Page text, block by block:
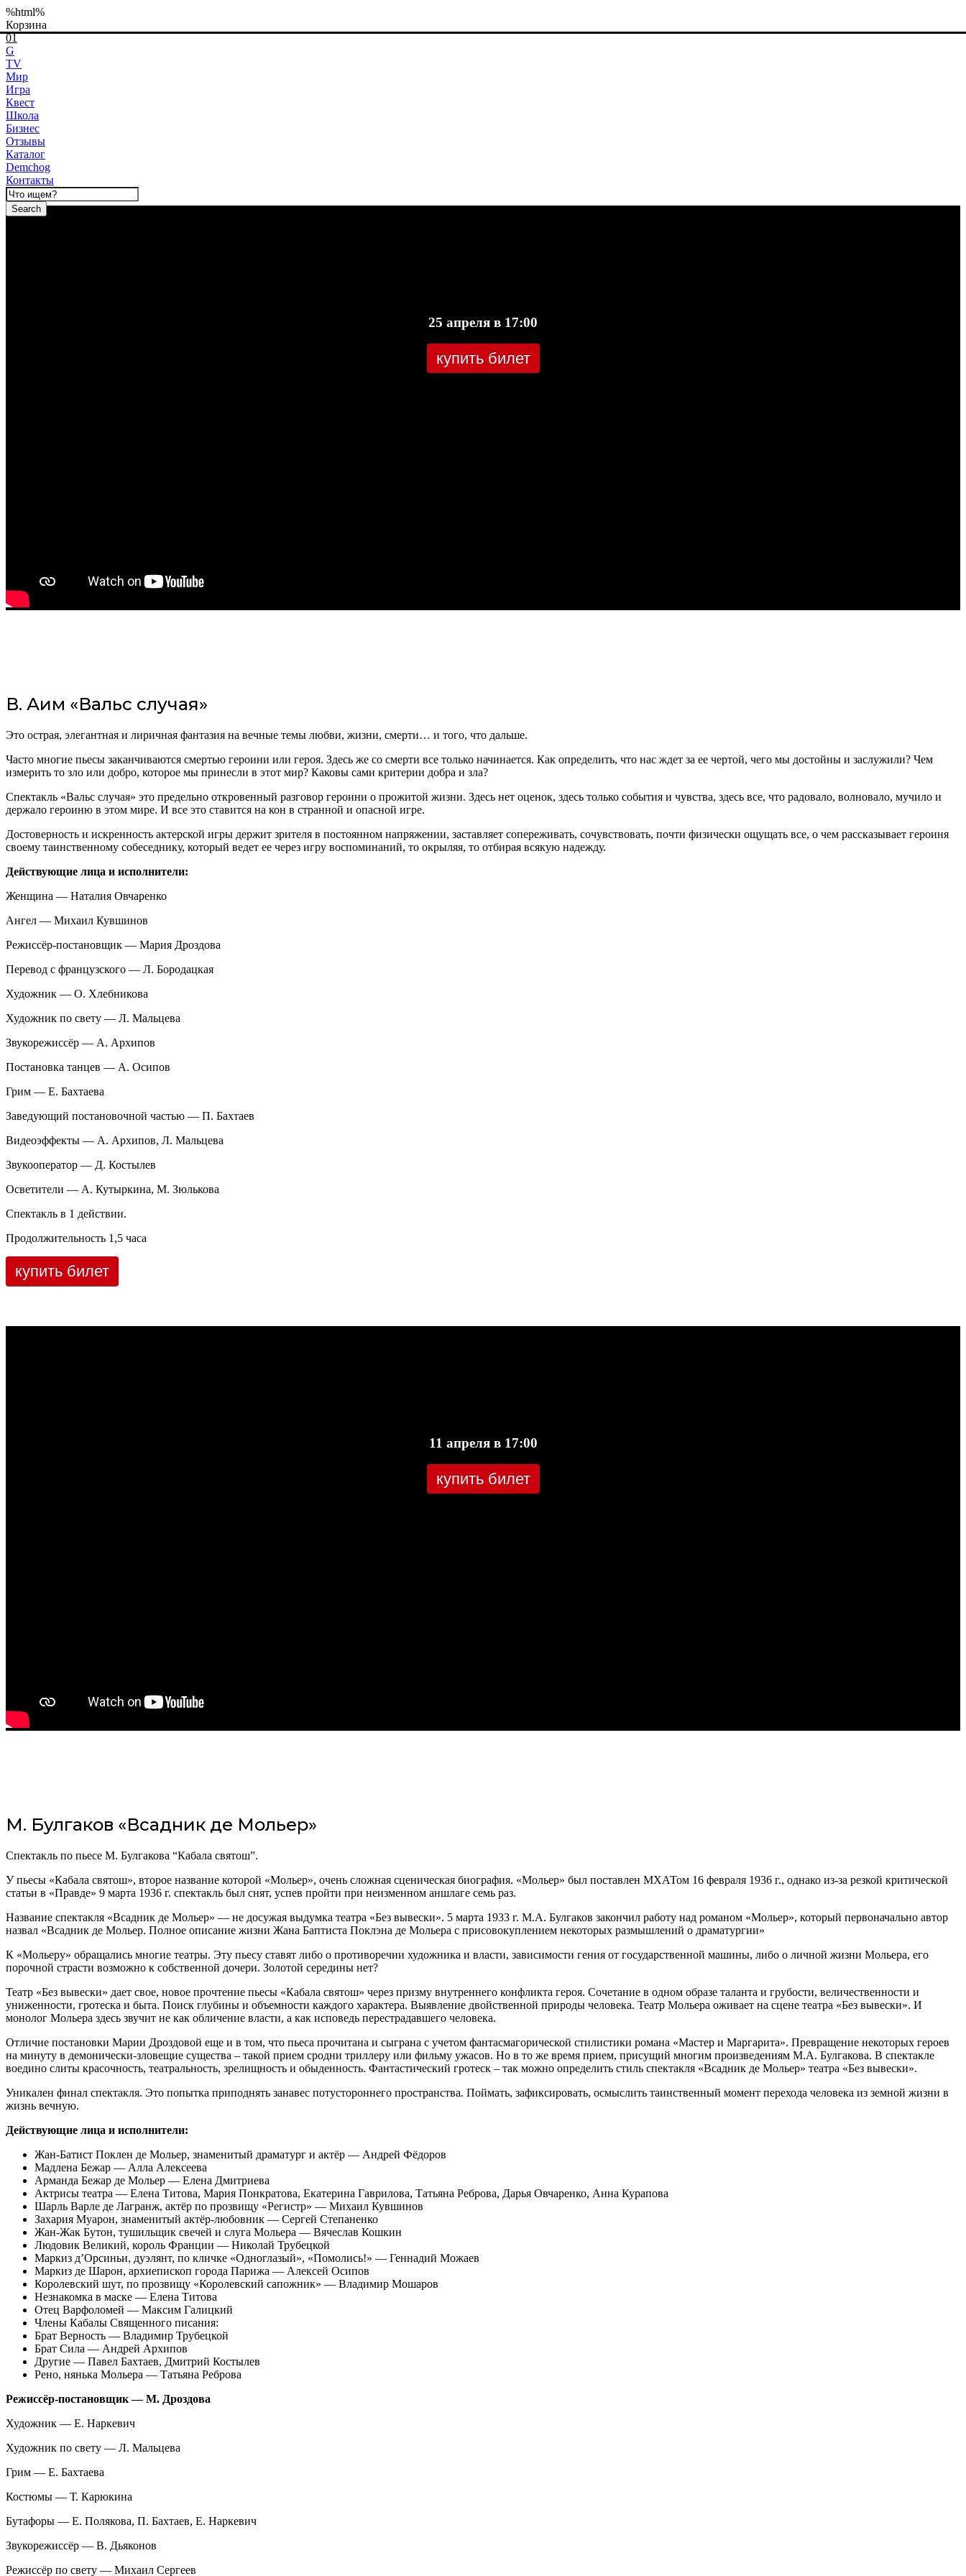
%html%
Корзина
01
G
TV
Мир
Игра
Квест
Школа
Бизнес
Отзывы
Каталог
Demchog
Контакты
Search
25 апреля в 17:00
купить билет
В. Аим «Вальс случая»
Это острая, элегантная и лиричная фантазия на вечные темы любви, жизни, смерти… и того, что дальше.
Часто многие пьесы заканчиваются смертью героини или героя. Здесь же со смерти все только начинается. Как определить, что нас ждет за ее чертой, чего мы достойны и заслужили? Чем
измерить то зло или добро, которое мы принесли в этот мир? Каковы сами критерии добра и зла?
Спектакль «Вальс случая» это предельно откровенный разговор героини о прожитой жизни. Здесь нет оценок, здесь только события и чувства, здесь все, что радовало, волновало, мучило и
держало героиню в этом мире. И все это ставится на кон в странной и опасной игре.
Достоверность и искренность актерской игры держит зрителя в постоянном напряжении, заставляет сопереживать, сочувствовать, почти физически ощущать все, о чем рассказывает героиня
своему таинственному собеседнику, который ведет ее через игру воспоминаний, то окрыляя, то отбирая всякую надежду.
Действующие лица и исполнители:
Женщина — Наталия Овчаренко
Ангел — Михаил Кувшинов
Режиссёр-постановщик — Мария Дроздова
Перевод с французского — Л. Бородацкая
Художник — О. Хлебникова
Художник по свету — Л. Мальцева
Звукорежиссёр — А. Архипов
Постановка танцев — А. Осипов
Грим — Е. Бахтаева
Заведующий постановочной частью — П. Бахтаев
Видеоэффекты — А. Архипов, Л. Мальцева
Звукооператор — Д. Костылев
Осветители — А. Кутыркина, М. Зюлькова
Спектакль в 1 действии.
Продолжительность 1,5 часа
купить билет
11 апреля в 17:00
купить билет
М. Булгаков «Всадник де Мольер»
Спектакль по пьесе М. Булгакова “Кабала святош”.
У пьесы «Кабала святош», второе название которой «Мольер», очень сложная сценическая биография. «Мольер» был поставлен МХАТом 16 февраля 1936 г., однако из-за резкой критической
статьи в «Правде» 9 марта 1936 г. спектакль был снят, успев пройти при неизменном аншлаге семь раз.
Название спектакля «Всадник де Мольер» — не досужая выдумка театра «Без вывески». 5 марта 1933 г. М.А. Булгаков закончил работу над романом «Мольер», который первоначально автор
назвал «Всадник де Мольер. Полное описание жизни Жана Баптиста Поклэна де Мольера с присовокуплением некоторых размышлений о драматургии»
К «Мольеру» обращались многие театры. Эту пьесу ставят либо о противоречии художника и власти, зависимости гения от государственной машины, либо о личной жизни Мольера, его
порочной страсти возможно к собственной дочери. Золотой середины нет?
Театр «Без вывески» дает свое, новое прочтение пьесы «Кабала святош» через призму внутреннего конфликта героя. Сочетание в одном образе таланта и грубости, величественности и
униженности, гротеска и быта. Поиск глубины и объемности каждого характера. Выявление двойственной природы человека. Театр Мольера оживает на сцене театра «Без вывески». И
монолог Мольера здесь звучит не как обличение власти, а как исповедь перестрадавшего человека.
Отличие постановки Марии Дроздовой еще и в том, что пьеса прочитана и сыграна с учетом фантасмагорической стилистики романа «Мастер и Маргарита». Превращение некоторых героев
на минуту в демонически-зловещие существа – такой прием сродни триллеру или фильму ужасов. Но в то же время прием, присущий многим произведениям М.А. Булгакова. В спектакле
воедино слиты красочность, театральность, зрелищность и обыденность. Фантастический гротеск – так можно определить стиль спектакля «Всадник де Мольер» театра «Без вывески».
Уникален финал спектакля. Это попытка приподнять занавес потустороннего пространства. Поймать, зафиксировать, осмыслить таинственный момент перехода человека из земной жизни в
жизнь вечную.
Действующие лица и исполнители:
Жан-Батист Поклен де Мольер, знаменитый драматург и актёр — Андрей Фёдоров
Мадлена Бежар — Алла Алексеева
Арманда Бежар де Мольер — Елена Дмитриева
Актрисы театра — Елена Титова, Мария Понкратова, Екатерина Гаврилова, Татьяна Реброва, Дарья Овчаренко, Анна Курапова
Шарль Варле де Лагранж, актёр по прозвищу «Регистр» — Михаил Кувшинов
Захария Муарон, знаменитый актёр-любовник — Сергей Степаненко
Жан-Жак Бутон, тушильщик свечей и слуга Мольера — Вячеслав Кошкин
Людовик Великий, король Франции — Николай Трубецкой
Маркиз д’Орсиньи, дуэлянт, по кличке «Одноглазый», «Помолись!» — Геннадий Можаев
Маркиз де Шарон, архиепископ города Парижа — Алексей Осипов
Королевский шут, по прозвищу «Королевский сапожник» — Владимир Мошаров
Незнакомка в маске — Елена Титова
Отец Варфоломей — Максим Галицкий
Члены Кабалы Священного писания:
Брат Верность — Владимир Трубецкой
Брат Сила — Андрей Архипов
Другие — Павел Бахтаев, Дмитрий Костылев
Рено, нянька Мольера — Татьяна Реброва
Режиссёр-постановщик — М. Дроздова
Художник — Е. Наркевич
Художник по свету — Л. Мальцева
Грим — Е. Бахтаева
Костюмы — Т. Карюкина
Бутафоры — Е. Полякова, П. Бахтаев, Е. Наркевич
Звукорежиссёр — В. Дьяконов
Режиссёр по свету — Михаил Сергеев